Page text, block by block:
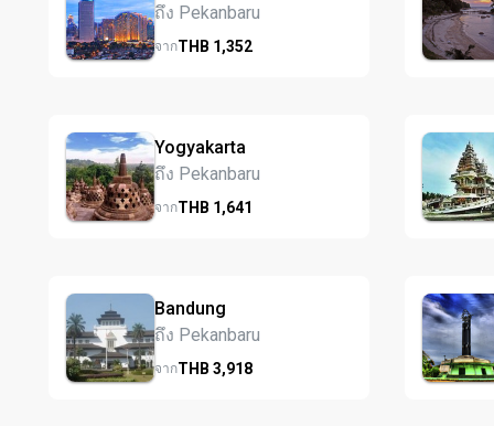
ถึง Pekanbaru
จากTHB 1,352
Yogyakarta
ถึง Pekanbaru
จากTHB 1,641
Bandung
ถึง Pekanbaru
จากTHB 3,918